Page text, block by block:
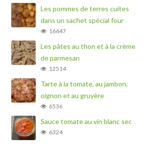
Les pommes de terres cuites
dans un sachet spécial four
16647
Les pâtes au thon et à la crème
de parmesan
12514
Tarte à la tomate, au jambon,
oignon et au gruyère
6536
Sauce tomate au vin blanc sec
6324